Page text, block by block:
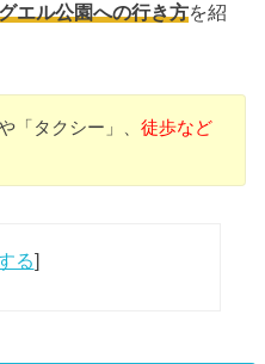
エル公園への行き方を紹
「タクシー」、 徒歩など
る]